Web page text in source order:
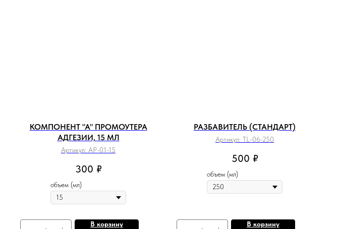
КОМПОНЕНТ "A" ПРОМОУТЕРА
АДГЕЗИИ, 15 МЛ
Артикул: AP-01-15
300 ₽
объем (мл)
В корзину
РАЗБАВИТЕЛЬ (СТАНДАРТ)
Артикул: TL-06-250
500 ₽
объем (мл)
В корзину